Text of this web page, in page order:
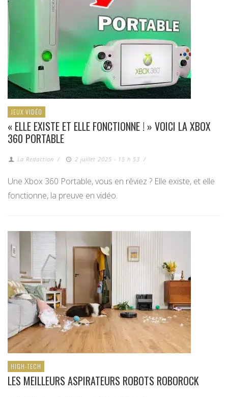
JEUX VIDÉO
« ELLE EXISTE ET ELLE FONCTIONNE ! » VOICI LA XBOX
360 PORTABLE
La Redaction / 2 juillet 2025 - 15 h 53 /
Une Xbox 360 Portable, vous en rêviez ? Elle existe, et elle
fonctionne, la preuve en vidéo.
HIGH-TECH
LES MEILLEURS ASPIRATEURS ROBOTS ROBOROCK